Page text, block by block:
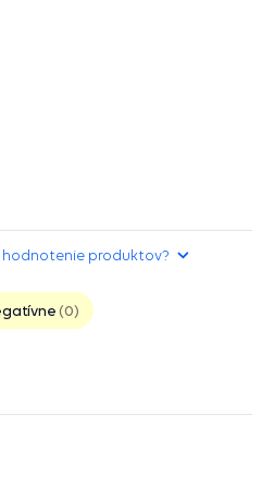
hodnotenie produktov?
0